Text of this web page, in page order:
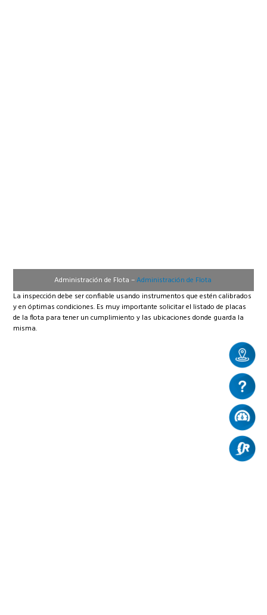
Administración de Flota –Administración de Flota
La inspección debe ser confiable usando instrumentos que estén calibrados
y en óptimas condiciones. Es muy importante solicitar el listado de placas
de la flota para tener un cumplimiento y las ubicaciones donde guarda la
misma.